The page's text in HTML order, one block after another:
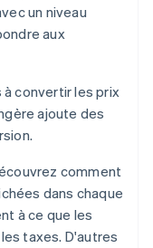
un niveau
aux
convertir les prix
ajoute des
comment
dans chaque
à ce que les
taxes. D'autres